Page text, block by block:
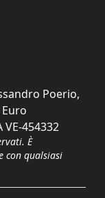
Poerio,
Euro
VE-454332
È
con qualsiasi